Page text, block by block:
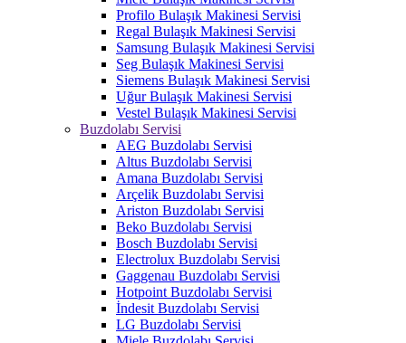
Profilo Bulaşık Makinesi Servisi
Regal Bulaşık Makinesi Servisi
Samsung Bulaşık Makinesi Servisi
Seg Bulaşık Makinesi Servisi
Siemens Bulaşık Makinesi Servisi
Uğur Bulaşık Makinesi Servisi
Vestel Bulaşık Makinesi Servisi
Buzdolabı Servisi
AEG Buzdolabı Servisi
Altus Buzdolabı Servisi
Amana Buzdolabı Servisi
Arçelik Buzdolabı Servisi
Ariston Buzdolabı Servisi
Beko Buzdolabı Servisi
Bosch Buzdolabı Servisi
Electrolux Buzdolabı Servisi
Gaggenau Buzdolabı Servisi
Hotpoint Buzdolabı Servisi
İndesit Buzdolabı Servisi
LG Buzdolabı Servisi